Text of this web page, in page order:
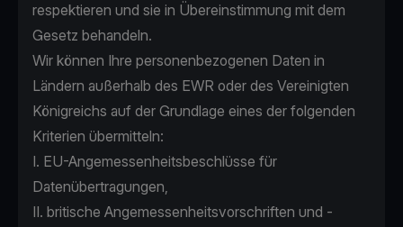
respektieren und sie in Übereinstimmung mit dem
Gesetz behandeln.
Wir können Ihre personenbezogenen Daten in
Ländern außerhalb des EWR oder des Vereinigten
Königreichs auf der Grundlage eines der folgenden
Kriterien übermitteln:
I. EU-Angemessenheitsbeschlüsse für
Datenübertragungen,
II. britische Angemessenheitsvorschriften und -